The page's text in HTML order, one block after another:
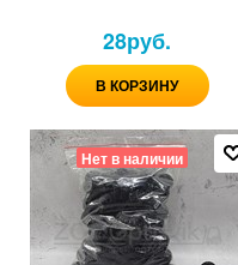
28руб.
В КОРЗИНУ
Нет в наличии